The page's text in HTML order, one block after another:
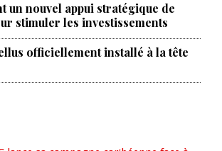
un nouvel appui stratégique de
stimuler les investissements
officiellement installé à la tête
AC lance sa campagne